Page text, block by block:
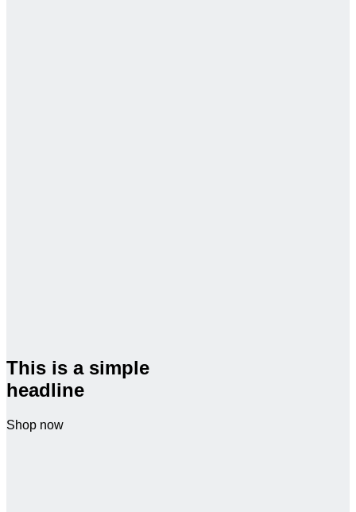
This is a simple
headline
Shop now